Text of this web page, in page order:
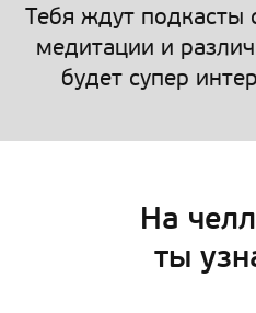
Тебя ждут подкасты
медитации и
будет супер
На
ты